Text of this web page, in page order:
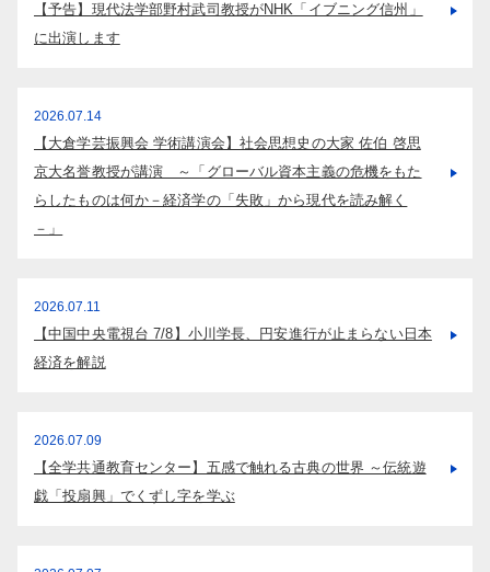
よく検索されるページ
学部入試情報
オープンキャンパス
奨学金
【予告】現代法学部野村武司教授がNHK「イブニング信州」
に出演します
2026.07.14
【大倉学芸振興会 学術講演会】社会思想史の大家 佐伯 啓思
京大名誉教授が講演 ～「グローバル資本主義の危機をもた
らしたものは何か－経済学の「失敗」から現代を読み解く
－」
2026.07.11
【中国中央電視台 7/8】小川学長、円安進行が止まらない日本
経済を解説
2026.07.09
【全学共通教育センター】五感で触れる古典の世界 ～伝統遊
戯「投扇興」でくずし字を学ぶ